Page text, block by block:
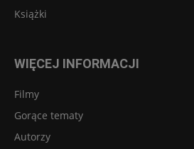
Książki
WIĘCEJ INFORMACJI
Filmy
Gorące tematy
Autorzy